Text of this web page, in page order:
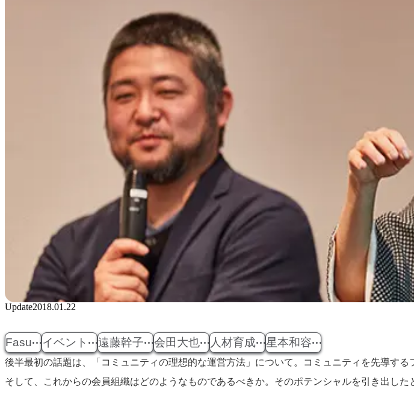
Update2018.01.22
Fasu イベント 遠藤幹子 会田大也 人材育成 星本和容
後半最初の話題は、「コミュニティの理想的な運営方法」について。コミュニティを先導す
そして、これからの会員組織はどのようなものであるべきか。そのポテンシャルを引き出し